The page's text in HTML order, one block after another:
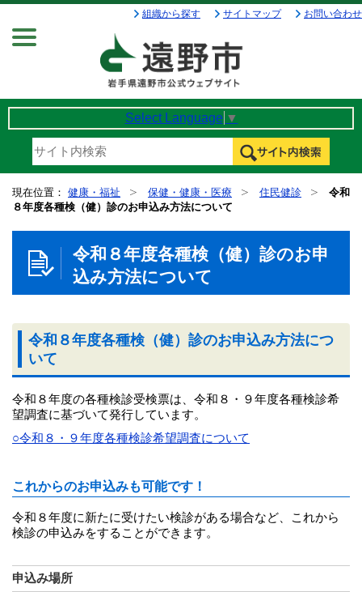
組織から探す サイトマップ お問い合わせ
Select Language ▼
現在位置： 健康・福祉 保健・健康・医療 住民健診
令和
８年度各種検（健）診のお申込み方法について
令和８年度各種検（健）診のお申
込み方法について
令和８年度各種検（健）診のお申込み方法につ
いて
令和８年度の各種検診受検票は、令和８・９年度各種検診希
望調査に基づいて発行しています。
○令和８・９年度各種検診希望調査について
これからのお申込みも可能です！
令和８年度に新たに受けたい検診がある場合など、これから
検診の申込みをすることができます。
申込み場所